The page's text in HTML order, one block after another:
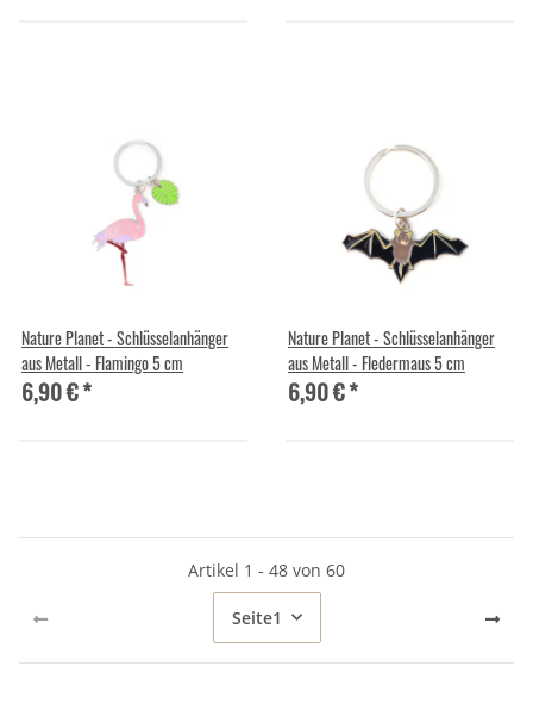
Nature Planet - Schlüsselanhänger
aus Metall - Flamingo 5 cm
6,90 €*
Nature Planet - Schlüsselanhänger
aus Metall - Fledermaus 5 cm
6,90 €*
Artikel 1 - 48 von 60
Seite1